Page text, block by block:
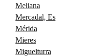
Meliana
Mercadal, Es
Mérida
Mieres
Miguelturra